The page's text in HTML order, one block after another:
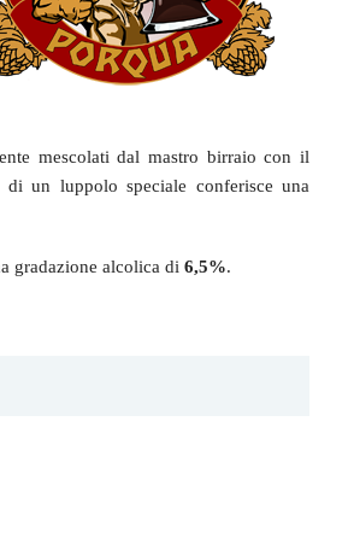
mescolati dal mastro birraio con il
un luppolo speciale conferisce una
gradazione alcolica di 6,5%.